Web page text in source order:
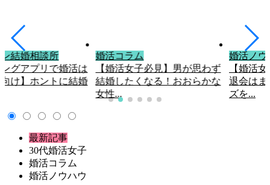
結婚相談所
グアプリで婚活は
け】ホントに結婚
婚活コラム
【婚活女子必見】男が思わず
結婚したくなる！おおらかな
女性...
婚活ノウ
【婚活
退会はま
ズを...
最新記事
30代婚活女子
婚活コラム
婚活ノウハウ